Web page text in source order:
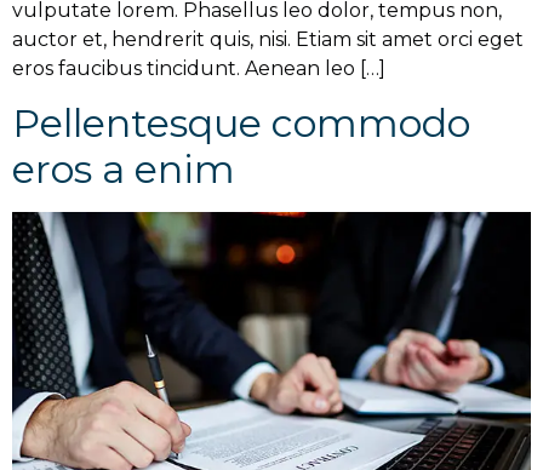
vulputate lorem. Phasellus leo dolor, tempus non,
auctor et, hendrerit quis, nisi. Etiam sit amet orci eget
eros faucibus tincidunt. Aenean leo […]
Pellentesque commodo
eros a enim